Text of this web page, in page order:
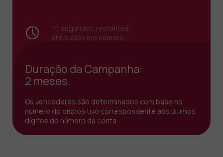
9segundos restantes
até o próximo número...
Duração da Campanha:
2 meses.
Os vencedores são determinados com base no
número do dispositivo correspondente aos últimos
dígitos do número da conta.